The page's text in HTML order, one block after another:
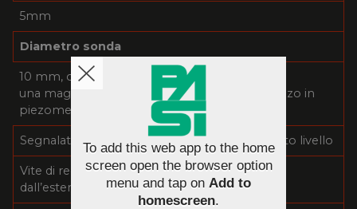
5mm
Diametro sonda
10 mm, costruita in acciaio e gomma per
una maggiore flessibilità (adatta anche all’utilizzo in
piezometri di piccolo diametro)
Segnalatore acustico e visivo di raggiungimento livello
Vite di regolazione della sensibilità accessibile
dall’esterno
To add this web app to the home
screen open the browser option
menu and tap on Add to
homescreen.